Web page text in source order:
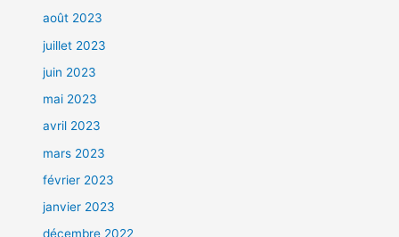
août 2023
juillet 2023
juin 2023
mai 2023
avril 2023
mars 2023
février 2023
janvier 2023
décembre 2022